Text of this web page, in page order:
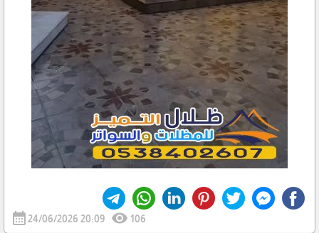
calendar_month24/06/2026 20:09 visibility 106